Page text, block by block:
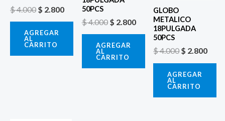
$4.000 $ 2.800
AGREGAR
AL
CARRITO
50PCS
$4.000 $ 2.800
AGREGAR
AL
CARRITO
GLOBO
METALICO
18PULGADA
50PCS
$4.000$ 2.800
AGREGAR
AL
CARRITO